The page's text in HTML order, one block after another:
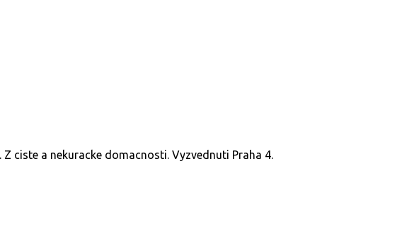
ciste a nekuracke domacnosti. Vyzvednuti Praha 4.